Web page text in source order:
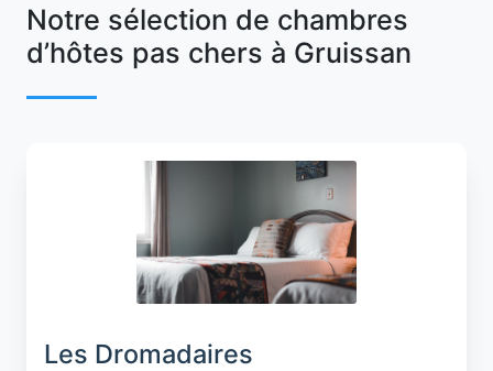
Notre sélection de chambres
d’hôtes pas chers à Gruissan
Les Dromadaires